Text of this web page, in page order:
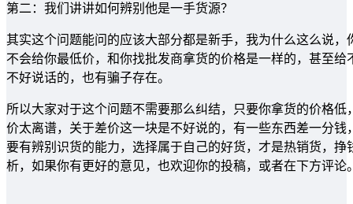
第二：我们讲讲如何辨别他是一手货源？
其实这个问题能问的应该大部分都是新手，我为什么这么说
不会给你最低价，和你找批发商拿货的价格是一样的，甚至
不好说话的，也有骗子存在。
所以大家对于这个问题不需要那么纠结，只要你拿货的价格
价太离谱，关于差价这一块是不好说的，有一些东西差一分
要有辨别识货的能力，选择属于自己的好货，才是热销货，
析，如果你有更好的意见，也欢迎你的投稿，或者在下方评论